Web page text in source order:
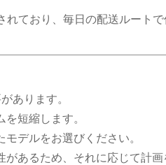
ており、毎日の配送ルート
あります。
短縮します。
デルをお選びください。
あるため、それに応じて計画